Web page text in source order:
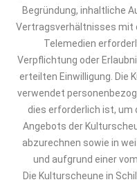
Begründung, inhaltliche
Vertragsverhältnisses mit
Telemedien
Verpflichtung oder
erteilten Einwilligung. Die
verwendet
dies erforderlich ist, um
Angebots der
abzurechnen sowie in
und aufgrund einer
Die Kulturscheune in